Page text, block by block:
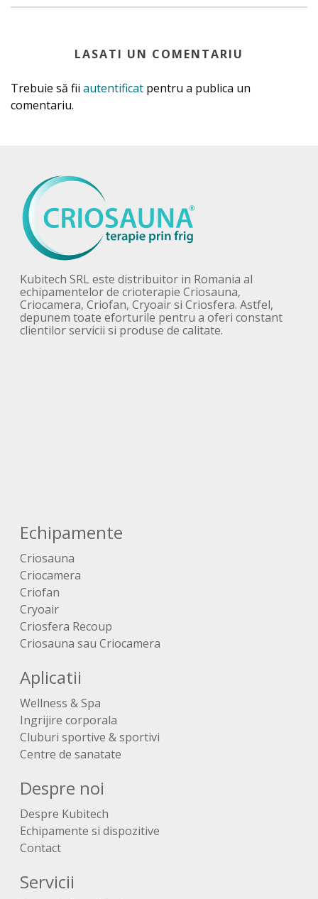
LASATI UN COMENTARIU
Trebuie să fii autentificat pentru a publica un
comentariu.
Kubitech SRL este distribuitor in Romania al
echipamentelor de crioterapie Criosauna,
Criocamera, Criofan, Cryoair si Criosfera. Astfel,
depunem toate eforturile pentru a oferi constant
clientilor servicii si produse de calitate.
Echipamente
Criosauna
Criocamera
Criofan
Cryoair
Criosfera Recoup
Criosauna sau Criocamera
Aplicatii
Wellness & Spa
Ingrijire corporala
Cluburi sportive & sportivi
Centre de sanatate
Despre noi
Despre Kubitech
Echipamente si dispozitive
Contact
Servicii